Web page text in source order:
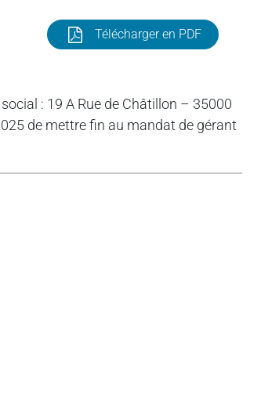
Télécharger en PDF
: 19 A Rue de Châtillon – 35000
de mettre fin au mandat de gérant